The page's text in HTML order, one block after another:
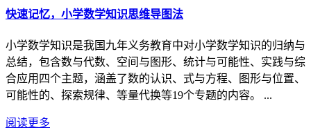
快速记忆，小学数学知识思维导图法
小学数学知识是我国九年义务教育中对小学数学知识的归纳与
总结，包含数与代数、空间与图形、统计与可能性、实践与综
合应用四个主题，涵盖了数的认识、式与方程、图形与位置、
可能性的、探索规律、等量代换等19个专题的内容。 ...
阅读更多